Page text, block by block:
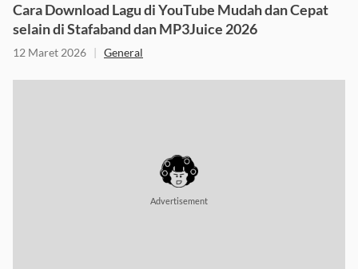
Cara Download Lagu di YouTube Mudah dan Cepat
selain di Stafaband dan MP3Juice 2026
12 Maret 2026 | General
Advertisement